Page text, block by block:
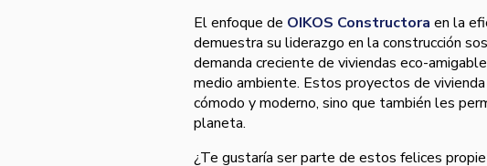
El enfoque de OIKOS Constructora en la
demuestra su liderazgo en la construcción
demanda creciente de viviendas eco-
medio ambiente. Estos proyectos de
cómodo y moderno, sino que también les
planeta.
¿Te gustaría ser parte de estos felices